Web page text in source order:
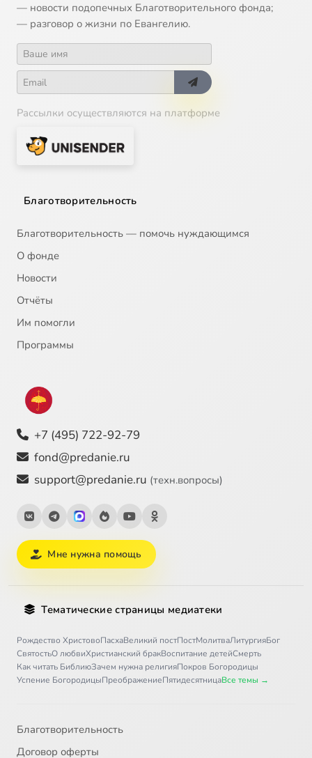
— новости подопечных Благотворительного фонда;
— разговор о жизни по Евангелию.
Рассылки осуществляются на платформе
Благотворительность
Благотворительность — помочь нуждающимся
О фонде
Новости
Отчёты
Им помогли
Программы
+7 (495) 722-92-79
fond@predanie.ru
support@predanie.ru (техн.вопросы)
Мне нужна помощь
Тематические страницы медиатеки
Рождество ХристовоПасхаВеликий постПостМолитваЛитургияБог
СвятостьО любвиХристианский бракВоспитание детейСмерть
Как читать БиблиюЗачем нужна религияПокров Богородицы
Успение БогородицыПреображениеПятидесятницаВсе темы →
Благотворительность
Договор оферты